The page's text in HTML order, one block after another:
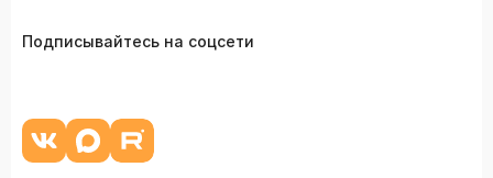
Подписывайтесь на соцсети